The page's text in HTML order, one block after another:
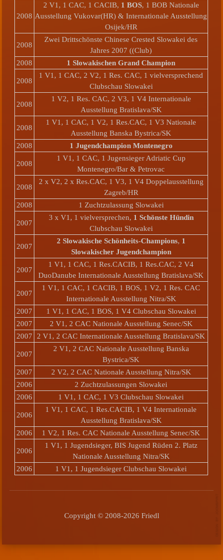
2008
2 V1, 1 CAC, 1 CACIB, 1 BOS, 1 BOB Nationale
Ausstellung Vukovar(HR) & Internationale Ausstellung
Osijek/HR
2008
Zwei Drittschönste Chinese Crested Slowakei des
Jahres 2007 ((Club)
2008
1 Slowakischen Grand Champion
2008
1 V1, 1 CAC, 2 V2, 1 Res. CAC, 1 vielversprechend
Clubschau Slowakei
2008
1 V2, 1 Res. CAC, 2 V3, 1 V4 Internationale
Ausstellung Bratislava/SK
2008
1 V1, 1 CAC, 1 V2, 1 Res.CAC, 1 V3 Nationale
Ausstellung Banska Bystrica/SK
2008
1 Jugendchampion Montenegro
2008
1 V1, 1 CAC, 1 Jugensieger Adriatic Cup
Montenegro/Bar & Petrovac
2008
2 x V2, 2 x Res.CAC, 1 V3, 1 V4 Doppelausstellung
Zagreb/HR
2008
1 Zuchtzulassung Slowakei
2007
3 x V1, 1 vielversprechen, 1 Schönste Hündin
Clubschau Slowakei
2007
2 Slowakische Schönheits-Champions, 1
Slowakischer Jugendchampion
2007
1 V1, 1 CAC, 1 Res.CACIB, 1 Res.CAC, 2 V4
DuoDanube Internationale Ausstellung Bratislava/SK
2007
1 V1, 1 CAC, 1 CACIB, 1 BOS, 1 V2, 1 Res. CAC
Internationale Ausstellung Nitra/SK
2007
1 V1, 1 CAC, 1 BOS, 1 V4 Clubschau Slowakei
2007
2 V1, 2 CAC Nationale Ausstellung Senec/SK
2007
2 V1, 2 CAC Internationale Ausstellung Bratislava/SK
2007
2 V1, 2 CAC Nationale Ausstellung Banska
Bystrica/SK
2007
2 V2, 2 CAC Nationale Ausstellung Nitra/SK
2006
2 Zuchtzulassungen Slowakei
2006
1 V1, 1 CAC, 1 V3 Clubschau Slowakei
2006
1 V1, 1 CAC, 1 Res.CACIB, 1 V4 Internationale
Ausstellung Bratislava/SK
2006
1 V2, 1 Res. CAC Nationale Ausstellung Senec/SK
2006
1 V1, 1 Jugendsieger, BIS Jugend Rüden 2. Platz
Nationale Ausstellung Nitra/SK
2006
1 V1, 1 Jugendsieger Clubschau Slowakei
Copyright © 2008-2026 Friedl